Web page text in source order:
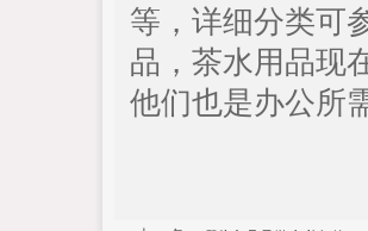
等，详细分类可
品，茶水用品现
他们也是办公所